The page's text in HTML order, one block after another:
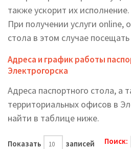
также ускорит их исполнение.
При получении услуги online,
стола в этом случае
Адреса и график работы
Электрогорска
Адреса паспортного стола, а
территориальных офисов в
найти в таблице ниже.
Показать записей Поиск: